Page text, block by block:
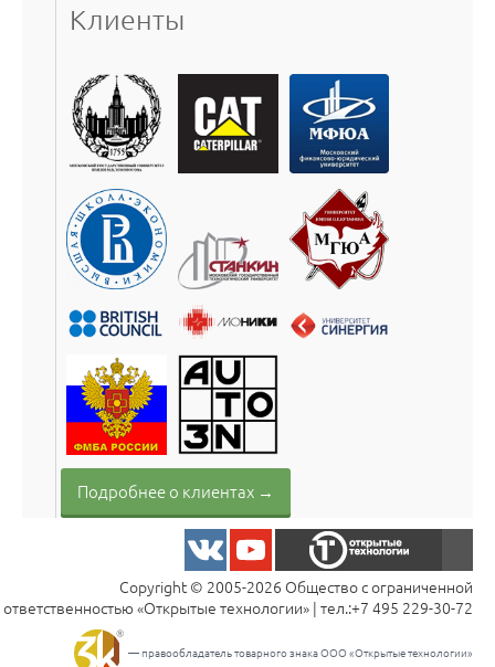
Клиенты
Подробнее о клиентах →
Copyright © 2005-2026 Общество с ограниченной
ответственностью «Открытые технологии» | тел.:+7 495 229-30-72
— правообладатель товарного знака ООО «Открытые технологии»